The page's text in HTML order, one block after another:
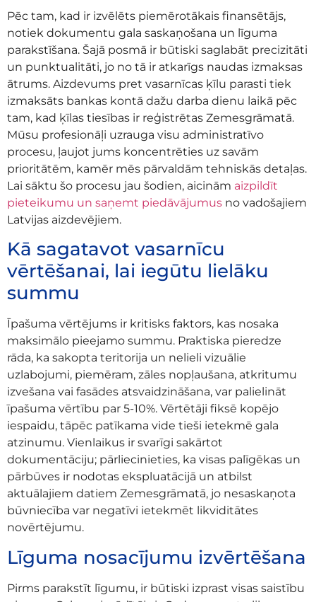
Pēc tam, kad ir izvēlēts piemērotākais finansētājs,
notiek dokumentu gala saskaņošana un līguma
parakstīšana. Šajā posmā ir būtiski saglabāt precizitāti
un punktualitāti, jo no tā ir atkarīgs naudas izmaksas
ātrums. Aizdevums pret vasarnīcas ķīlu parasti tiek
izmaksāts bankas kontā dažu darba dienu laikā pēc
tam, kad ķīlas tiesības ir reģistrētas Zemesgrāmatā.
Mūsu profesionāļi uzrauga visu administratīvo
procesu, ļaujot jums koncentrēties uz savām
prioritātēm, kamēr mēs pārvaldām tehniskās detaļas.
Lai sāktu šo procesu jau šodien, aicinām aizpildīt
pieteikumu un saņemt piedāvājumus no vadošajiem
Latvijas aizdevējiem.
Kā sagatavot vasarnīcu
vērtēšanai, lai iegūtu lielāku
summu
Īpašuma vērtējums ir kritisks faktors, kas nosaka
maksimālo pieejamo summu. Praktiska pieredze
rāda, ka sakopta teritorija un nelieli vizuālie
uzlabojumi, piemēram, zāles nopļaušana, atkritumu
izvešana vai fasādes atsvaidzināšana, var palielināt
īpašuma vērtību par 5-10%. Vērtētāji fiksē kopējo
iespaidu, tāpēc patīkama vide tieši ietekmē gala
atzinumu. Vienlaikus ir svarīgi sakārtot
dokumentāciju; pārliecinieties, ka visas palīgēkas un
pārbūves ir nodotas ekspluatācijā un atbilst
aktuālajiem datiem Zemesgrāmatā, jo nesaskaņota
būvniecība var negatīvi ietekmēt likviditātes
novērtējumu.
Līguma nosacījumu izvērtēšana
Pirms parakstīt līgumu, ir būtiski izprast visas saistību